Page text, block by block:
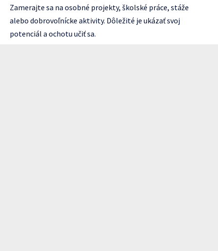
Zamerajte sa na osobné projekty, školské práce, stáže
alebo dobrovoľnícke aktivity. Dôležité je ukázať svoj
potenciál a ochotu učiť sa.